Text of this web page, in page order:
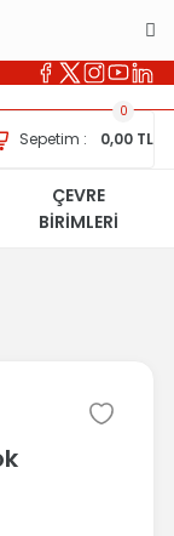
Sepetim : 0,00 TL
0
ÇEVRE
BİRİMLERİ